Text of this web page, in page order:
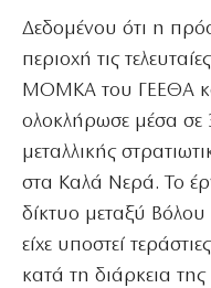
Δεδομένου ότι η
περιοχή τις
ΜΟΜΚΑ του ΓΕΕΘΑ
ολοκλήρωσε μέσα σε
μεταλλικής
στα Καλά Νερά. Το
δίκτυο μεταξύ Βόλου
είχε υποστεί
κατά τη διάρκεια